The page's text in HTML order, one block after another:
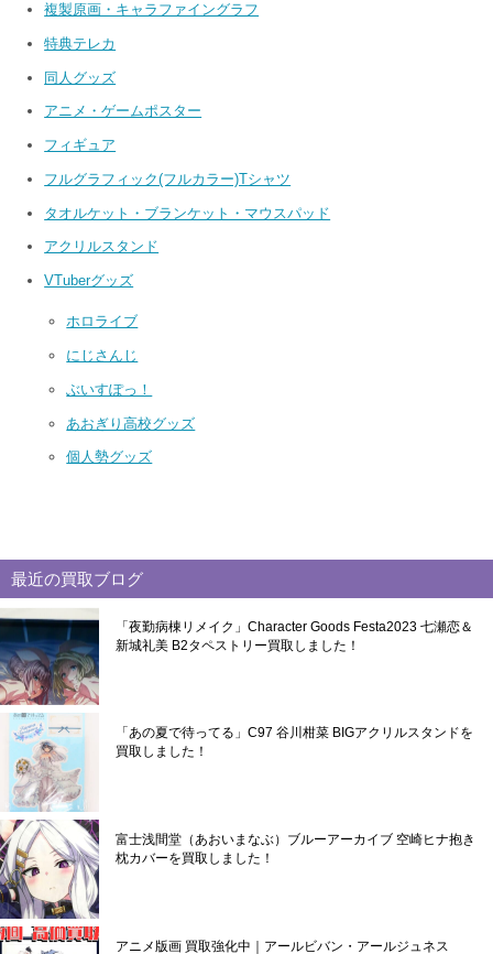
複製原画・キャラファイングラフ
特典テレカ
同人グッズ
アニメ・ゲームポスター
フィギュア
フルグラフィック(フルカラー)Tシャツ
タオルケット・ブランケット・マウスパッド
アクリルスタンド
VTuberグッズ
ホロライブ
にじさんじ
ぶいすぽっ！
あおぎり高校グッズ
個人勢グッズ
最近の買取ブログ
「夜勤病棟リメイク」Character Goods Festa2023 七瀬恋＆
新城礼美 B2タペストリー買取しました！
「あの夏で待ってる」C97 谷川柑菜 BIGアクリルスタンドを
買取しました！
富士浅間堂（あおいまなぶ）ブルーアーカイブ 空崎ヒナ抱き
枕カバーを買取しました！
アニメ版画 買取強化中｜アールビバン・アールジュネス